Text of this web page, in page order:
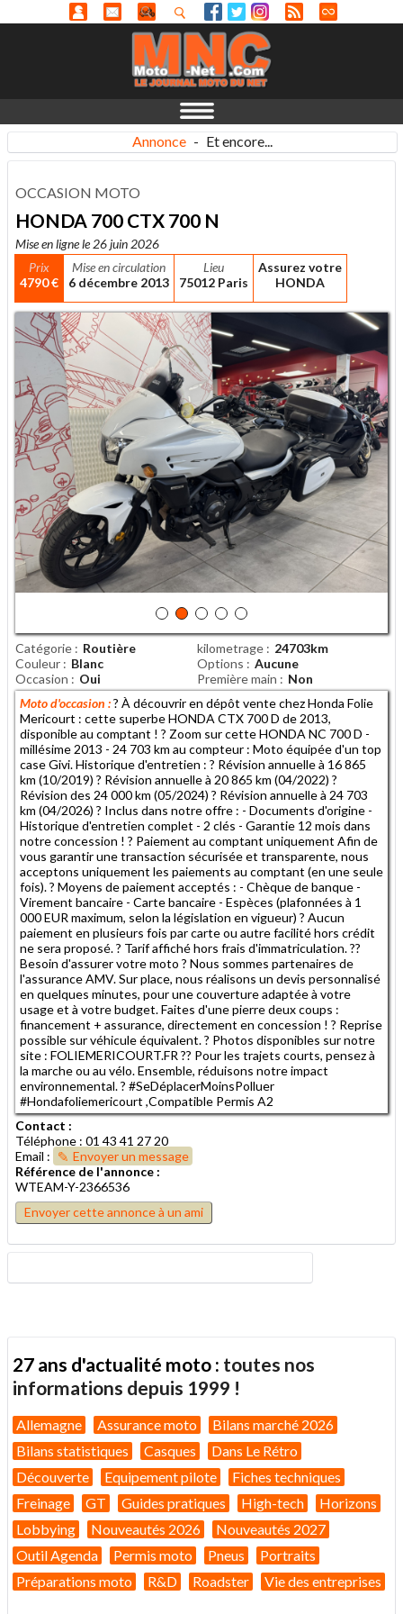
Annonce - Et encore...
OCCASION MOTO
HONDA 700 CTX 700 N
Mise en ligne le 26 juin 2026
Prix
4790 €
Mise en circulation
6 décembre 2013
Lieu
75012 Paris
Assurez votre
HONDA
Catégorie Routière kilometrage
24703km
Couleur
Blanc Options
Aucune
Occasion
Oui Première main
Non
Moto d'occasion :? À découvrir en dépôt vente chez Honda Folie
Mericourt : cette superbe HONDA CTX 700 D de 2013,
disponible au comptant ! ? Zoom sur cette HONDA NC 700 D -
millésime 2013 - 24 703 km au compteur : Moto équipée d'un top
case Givi. Historique d'entretien : ? Révision annuelle à 16 865
km (10/2019) ? Révision annuelle à 20 865 km (04/2022) ?
Révision des 24 000 km (05/2024) ? Révision annuelle à 24 703
km (04/2026) ? Inclus dans notre offre : - Documents d'origine -
Historique d'entretien complet - 2 clés - Garantie 12 mois dans
notre concession ! ? Paiement au comptant uniquement Afin de
vous garantir une transaction sécurisée et transparente, nous
acceptons uniquement les paiements au comptant (en une seule
fois). ? Moyens de paiement acceptés : - Chèque de banque -
Virement bancaire - Carte bancaire - Espèces (plafonnées à 1
000 EUR maximum, selon la législation en vigueur) ? Aucun
paiement en plusieurs fois par carte ou autre facilité hors crédit
ne sera proposé. ? Tarif affiché hors frais d'immatriculation. ??
Besoin d'assurer votre moto ? Nous sommes partenaires de
l'assurance AMV. Sur place, nous réalisons un devis personnalisé
en quelques minutes, pour une couverture adaptée à votre
usage et à votre budget. Faites d'une pierre deux coups :
financement + assurance, directement en concession ! ? Reprise
possible sur véhicule équivalent. ? Photos disponibles sur notre
site : FOLIEMERICOURT.FR ?? Pour les trajets courts, pensez à
la marche ou au vélo. Ensemble, réduisons notre impact
environnemental. ? #SeDéplacerMoinsPolluer
#Hondafoliemericourt ,Compatible Permis A2
Contact :
Téléphone : 01 43 41 27 20
Email :
Envoyer un message
Référence de l'annonce :
WTEAM-Y-2366536
Envoyer cette annonce à un ami
27 ans d'actualité moto : toutes nos
informations depuis 1999 !
Allemagne Assurance moto
Bilans marché 2026
Bilans statistiques
Casques
Dans Le Rétro
Découverte
Equipement pilote
Fiches techniques
Freinage
GT Guides pratiques High-tech
Horizons
Lobbying
Nouveautés 2026
Nouveautés 2027
Outil Agenda
Permis moto Pneus
Portraits
Préparations moto
R&D Roadster Vie des entreprises